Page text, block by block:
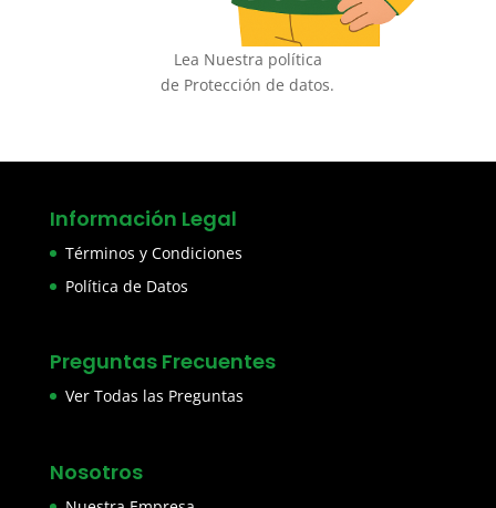
Lea Nuestra política
de Protección de datos.
Información Legal
Términos y Condiciones
Política de Datos
Preguntas Frecuentes
Ver Todas las Preguntas
Nosotros